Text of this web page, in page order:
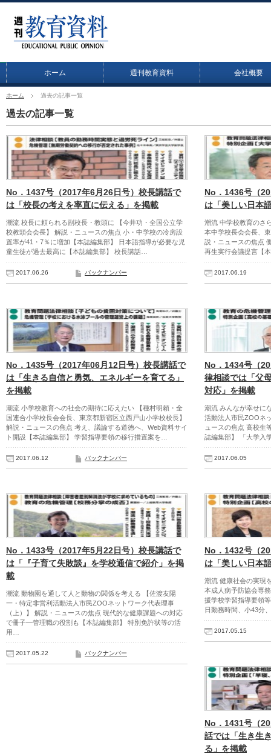
ホーム 週刊教育資料 会社概要
ホーム 過去の記事一覧
過去の記事一覧
No．1437号（2017年6月26日号）校長講話で
は「校長の考えを率直に伝える」を掲載
潮流 校長に頼られる副校長・教頭に 【今井功・全国公立学
校教頭会会長】 解説・ニュースの焦点 小・中学校の冷房設
置率が41・7％に増加【本誌編集部】 日本語指導が必要な児
童生徒が過去最高に【本誌編集部】 校長講話…
2017.06.26 バックナンバー
No．1436号（
は「美しい日本
潮流 中学校教育のさ
本中学校長会会長、
説・ニュースの焦点
再生実行会議提言【
2017.06.19
No．1435号（2017年06月12日号）校長講話で
は「生きる自信と勇気、エネルギーを育てる」
を掲載
潮流 小学校教育への社会の期待に応えたい 【種村明頼・全
国連合小学校長会会長、東京都新宿区立西戸山小学校校長】
解説・ニュースの焦点 考え、議論する道徳へ、Web資料サイ
ト開設【本誌編集部】 学習指導要領の移行措置案を…
2017.06.12 バックナンバー
No．1434号（
律相談では「父
対応」を掲載
潮流 みんなが幸せに
活動法人市民ZOOネ
ュースの焦点 高校生
誌編集部】 「大学入
2017.06.05
No．1433号（2017年5月22日号）校長講話で
は「『子育て失敗談』を学校通信で紹介」を掲
載
潮流 動物園を通して人と動物の関係を考える 【佐渡友陽
一・特定非営利活動法人市民ZOOネットワーク代表理事
（上）】 解説・ニュースの焦点 現代的な健康課題への対応
で冊子―管理職の役割も【本誌編集部】 特別免許状等の活
用…
2017.05.22 バックナンバー
No．1432号（
は「美しい日本
潮流 健康社会の実現
本成人病予防協会専
援学校学習指導要領
日勤務時間、小43分
2017.05.15
No．1431号（
話では「生き生
る」を掲載